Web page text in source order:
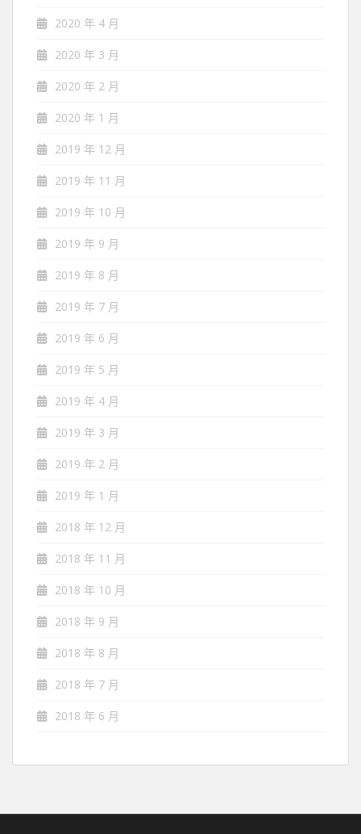
2020 年 4 月
2020 年 3 月
2020 年 2 月
2020 年 1 月
2019 年 12 月
2019 年 11 月
2019 年 10 月
2019 年 9 月
2019 年 8 月
2019 年 7 月
2019 年 6 月
2019 年 5 月
2019 年 4 月
2019 年 3 月
2019 年 2 月
2019 年 1 月
2018 年 12 月
2018 年 11 月
2018 年 10 月
2018 年 9 月
2018 年 8 月
2018 年 7 月
2018 年 6 月